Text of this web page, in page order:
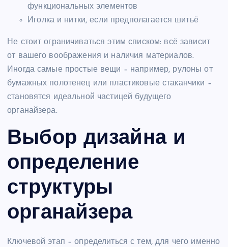
функциональных элементов
Иголка и нитки, если предполагается шитьё
Не стоит ограничиваться этим списком: всё зависит
от вашего воображения и наличия материалов.
Иногда самые простые вещи – например, рулоны от
бумажных полотенец или пластиковые стаканчики –
становятся идеальной частицей будущего
органайзера.
Выбор дизайна и
определение
структуры
органайзера
Ключевой этап – определиться с тем, для чего именно